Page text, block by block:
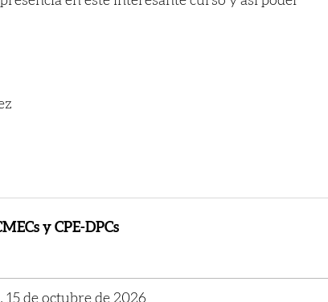
y CPE-DPCs
15 de octubre de 2026